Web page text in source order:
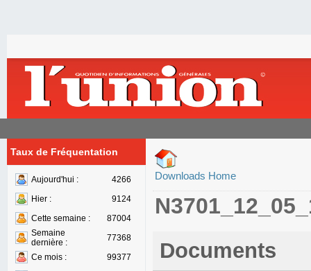
Taux de Fréquentation
Aujourd'hui :
4266
Hier :
9124
Cette semaine :
87004
Semaine
dernière :
77368
Ce mois :
99377
Downloads Home
Documents